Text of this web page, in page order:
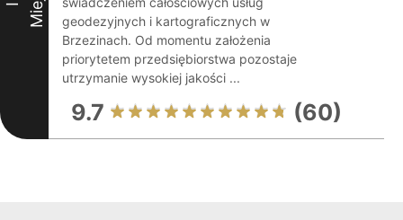
I
geodezyjnych i kartograficznych w
Brzezinach. Od momentu założenia
priorytetem przedsiębiorstwa pozostaje
utrzymanie wysokiej jakości ...
9.7 (60)